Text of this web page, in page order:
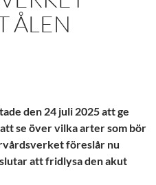
ÅLEN
den 24 juli 2025 att ge
se över vilka arter som bör
föreslår nu
att fridlysa den akut